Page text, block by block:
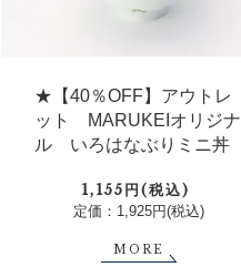
★【40％OFF】アウトレ
ット MARUKEIオリジナ
ル いろはなぶりミニ丼
1,155円(税込)
定価：1,925円(税込)
MORE